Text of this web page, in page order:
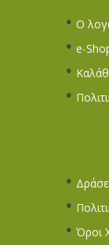
Ο
e-
Όροι